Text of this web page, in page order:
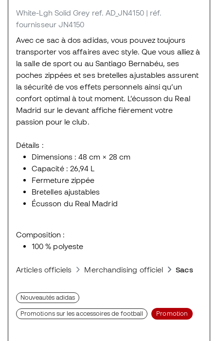
White-Lgh Solid Grey ref. AD_JN4150 | réf.
fournisseur JN4150
Avec ce sac à dos adidas, vous pouvez toujours
transporter vos affaires avec style. Que vous alliez à
la salle de sport ou au Santiago Bernabéu, ses
poches zippées et ses bretelles ajustables assurent
la sécurité de vos effets personnels ainsi qu’un
confort optimal à tout moment. L’écusson du Real
Madrid sur le devant affiche fièrement votre
passion pour le club.
Détails :
Dimensions : 48 cm × 28 cm
Capacité : 26,94 L
Fermeture zippée
Bretelles ajustables
Écusson du Real Madrid
Composition :
100 % polyeste
Articles officiels Merchandising officiel Sacs et
Nouveautés adidas
Promotions sur les accessoires de football Promotion